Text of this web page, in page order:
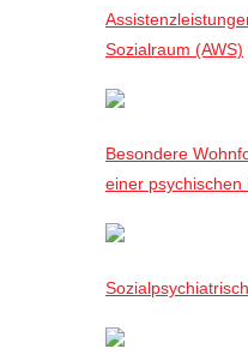
Sozialraum (AWS)
Besondere
einer psychischen